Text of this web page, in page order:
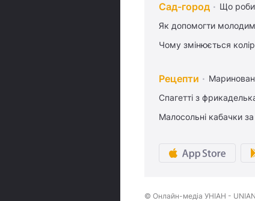
Сад-город Що
Як допомогти
Чому змінюється
Рецепти
Спагетті з
Малосольні кабачки
© Онлайн-медіа УНІАН -